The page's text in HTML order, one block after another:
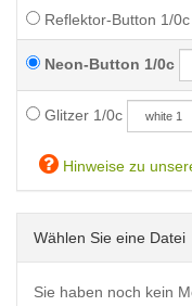
Reflektor-Button 1/0c
Neon-Button 1/0c
Glitzer 1/0c
Hinweise zu
Wählen Sie eine Datei
Sie haben noch kein